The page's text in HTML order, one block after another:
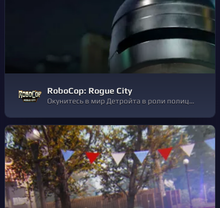
RoboCop: Rogue City
Окунитесь в мир Детройта в роли полицейского